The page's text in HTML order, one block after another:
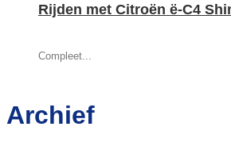
Rijden met Citroën ë-C4
Compleet...
Archief